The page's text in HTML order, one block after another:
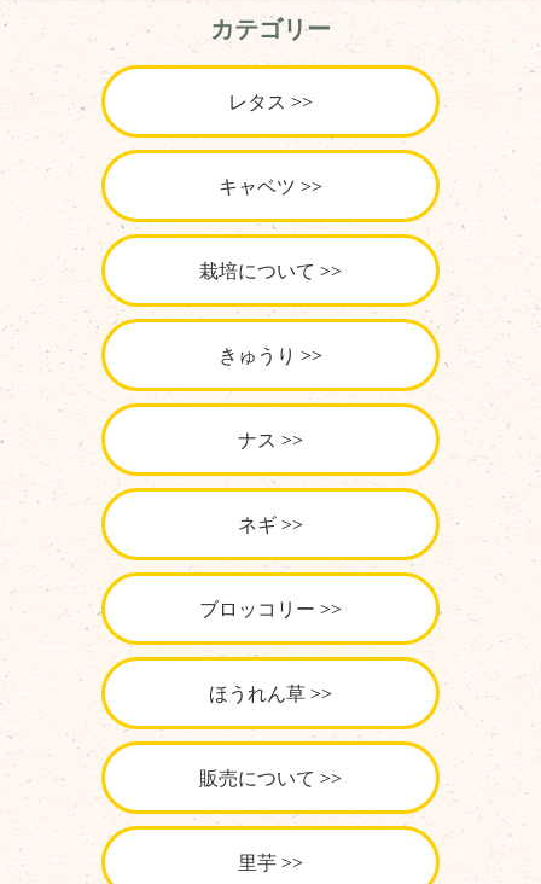
カテゴリー
レタス
キャベツ
栽培について
きゅうり
ナス
ネギ
ブロッコリー
ほうれん草
販売について
里芋